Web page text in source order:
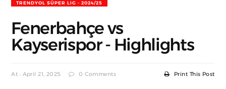
TRENDYOL SÜPER LIG - 2024/25
Fenerbahçe vs
Kayserispor - Highlights
At : April 21, 2025 0 Comments Print This Post